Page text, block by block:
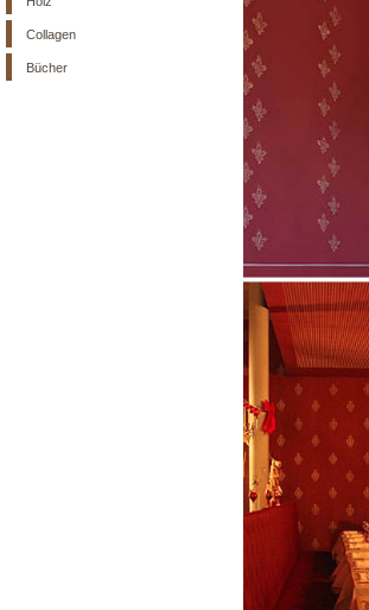
Collagen
Bücher